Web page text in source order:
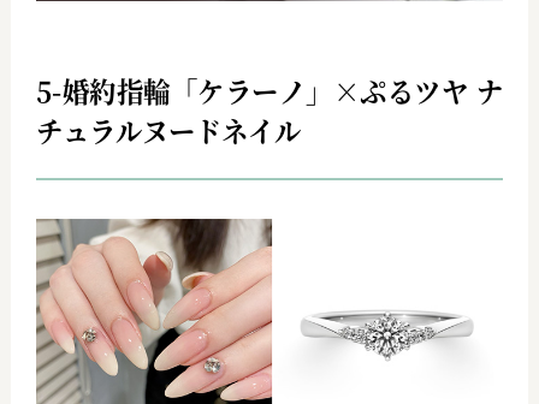
5-婚約指輪「ケラーノ」×ぷるツヤ ナ
チュラルヌードネイル